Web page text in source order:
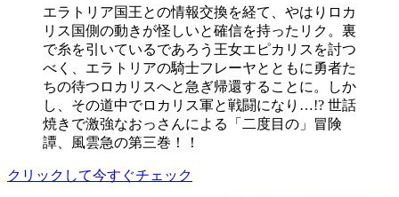
エラトリア国王との情報交換を経て、やはりロカ
リス国側の動きが怪しいと確信を持ったリク。裏
で糸を引いているであろう王女エピカリスを討つ
べく、エラトリアの騎士フレーヤとともに勇者た
ちの待つロカリスへと急ぎ帰還することに。しか
し、その道中でロカリス軍と戦闘になり…!? 世話
焼きで激強なおっさんによる「二度目の」冒険
譚、風雲急の第三巻！！
クリックして今すぐチェック